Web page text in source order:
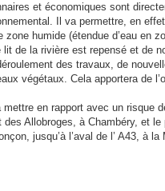
et économiques sont
Il va permettre, en
humide (étendue d’eau en
de la rivière est repensé et de
des travaux, de
végétaux. Cela apportera de
en rapport avec un risque
Allobroges, à Chambéry, et
jusqu’à l’aval de l’ A43, à